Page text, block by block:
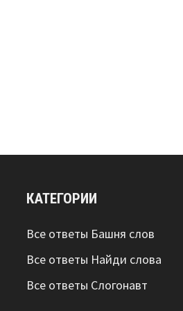
КАТЕГОРИИ
Все ответы Башня слов
Все ответы Найди слова
Все ответы Слогонавт